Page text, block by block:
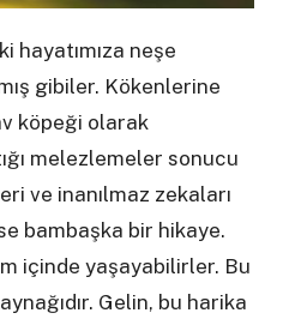
hayatımıza neşe
gibiler. Kökenlerine
köpeği olarak
melezlemeler sonucu
ve inanılmaz zekaları
bambaşka bir hikaye.
içinde yaşayabilirler. Bu
Gelin, bu harika